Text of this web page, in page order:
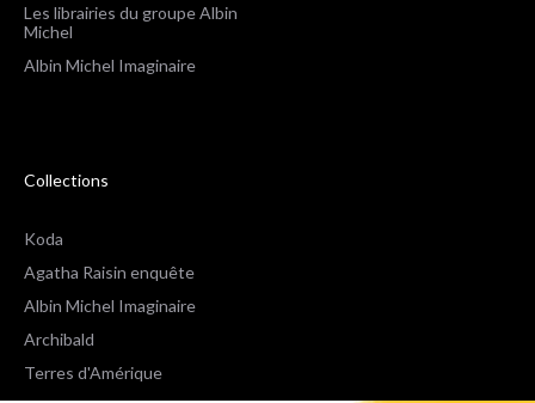
Les librairies du groupe Albin
Michel
Albin Michel Imaginaire
Collections
Koda
Agatha Raisin enquête
Albin Michel Imaginaire
Archibald
Terres d'Amérique